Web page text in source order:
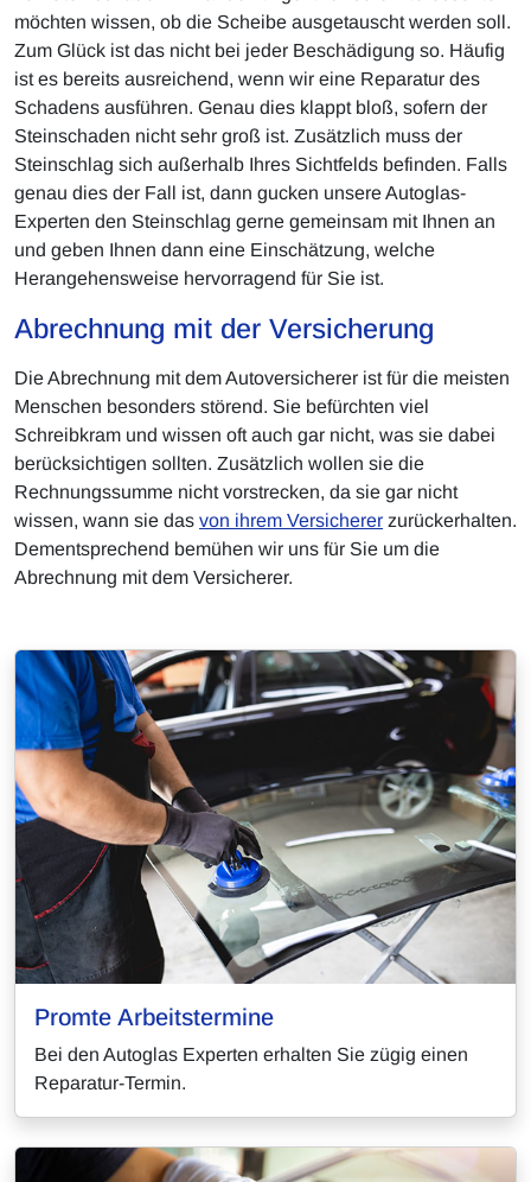
möchten wissen, ob die Scheibe ausgetauscht werden soll.
Zum Glück ist das nicht bei jeder Beschädigung so. Häufig
ist es bereits ausreichend, wenn wir eine Reparatur des
Schadens ausführen. Genau dies klappt bloß, sofern der
Steinschaden nicht sehr groß ist. Zusätzlich muss der
Steinschlag sich außerhalb Ihres Sichtfelds befinden. Falls
genau dies der Fall ist, dann gucken unsere Autoglas-
Experten den Steinschlag gerne gemeinsam mit Ihnen an
und geben Ihnen dann eine Einschätzung, welche
Herangehensweise hervorragend für Sie ist.
Abrechnung mit der Versicherung
Die Abrechnung mit dem Autoversicherer ist für die meisten
Menschen besonders störend. Sie befürchten viel
Schreibkram und wissen oft auch gar nicht, was sie dabei
berücksichtigen sollten. Zusätzlich wollen sie die
Rechnungssumme nicht vorstrecken, da sie gar nicht
wissen, wann sie das von ihrem Versicherer zurückerhalten.
Dementsprechend bemühen wir uns für Sie um die
Abrechnung mit dem Versicherer.
Promte Arbeitstermine
Bei den Autoglas Experten erhalten Sie zügig einen
Reparatur-Termin.